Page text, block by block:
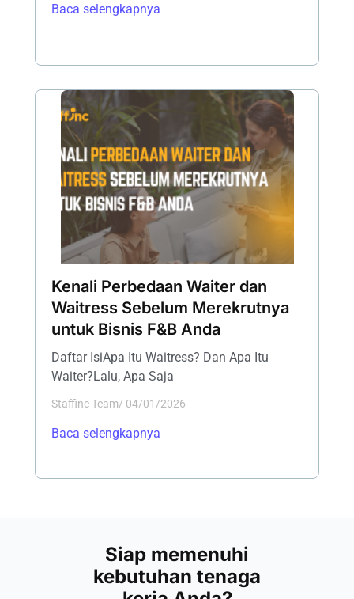
Baca selengkapnya
Kenali Perbedaan Waiter dan
Waitress Sebelum Merekrutnya
untuk Bisnis F&B Anda
Daftar IsiApa Itu Waitress? Dan Apa Itu
Waiter?Lalu, Apa Saja
Staffinc Team/ 04/01/2026
Baca selengkapnya
Siap memenuhi
kebutuhan tenaga